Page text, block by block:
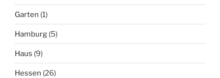
Garten (1)
Hamburg (5)
Haus (9)
Hessen (26)